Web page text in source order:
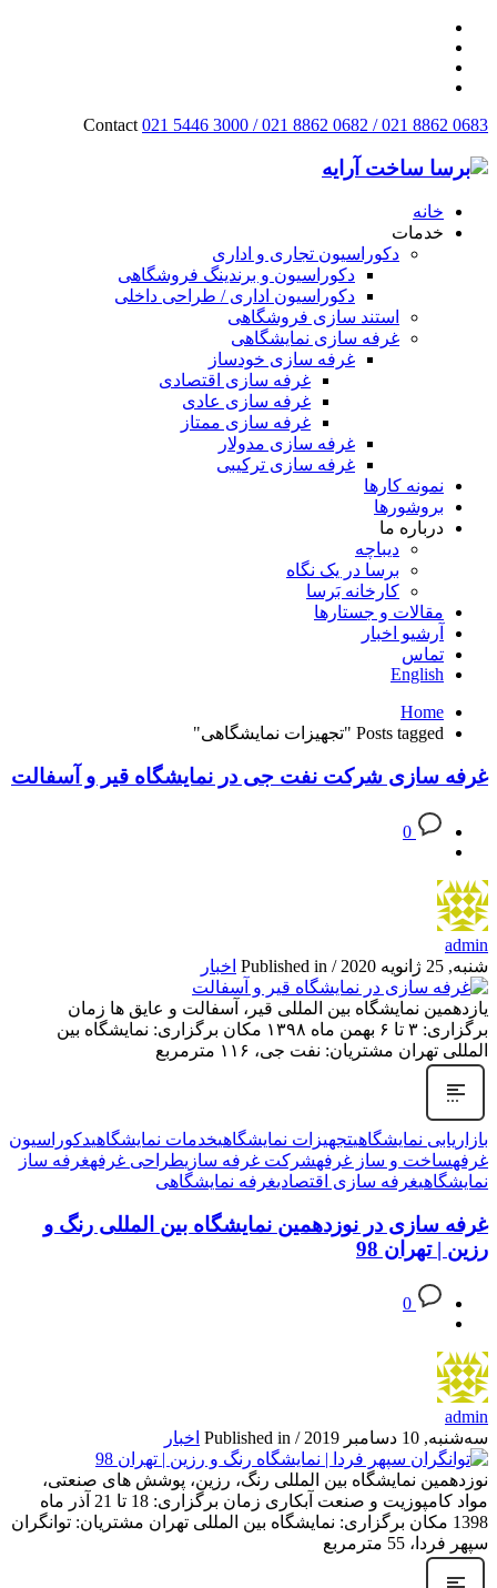
Contact 021 5446 3000 / 021 8862 0682 / 021 8862 0683
خانه
خدمات
دکوراسیون تجاری و اداری
دکوراسیون و برندینگ فروشگاهی
دکوراسیون اداری / طراحی داخلی
استند سازی فروشگاهی
غرفه سازی نمایشگاهی
غرفه سازی خودساز
غرفه سازی اقتصادی
غرفه سازی عادی
غرفه سازی ممتاز
غرفه سازی مدولار
غرفه سازی ترکیبی
نمونه کارها
بروشورها
درباره ما
دیباچه
برسا در یک نگاه
کارخانه بَرسا
مقالات و جستارها
آرشیو اخبار
تماس
English
Home
Posts tagged "تجهیزات نمایشگاهی"
غرفه سازی شرکت نفت جی در نمایشگاه قیر و آسفالت
0
admin
شنبه, 25 ژانویه 2020
/
Published in اخبار
یازدهمین نمایشگاه بین المللی قیر، آسفالت و عایق ها زمان
برگزاری: ۳ تا ۶ بهمن ماه ۱۳۹۸ مکان برگزاری: نمایشگاه بین
المللی تهران مشتریان: نفت جی، ۱۱۶ مترمربع
بازاریابی نمایشگاهیتجهیزات نمایشگاهیخدمات نمایشگاهیدکوراسیون
غرفهساخت و ساز غرفهشرکت غرفه سازیطراحی غرفهغرفه ساز
نمایشگاهیغرفه سازی اقتصادیغرفه نمایشگاهی
غرفه سازی در نوزدهمین نمایشگاه بین المللی رنگ و
رزین | تهران 98
0
admin
سه‌شنبه, 10 دسامبر 2019
/
Published in اخبار
نوزدهمین نمایشگاه بین المللی رنگ، رزین، پوشش های صنعتی،
مواد کامپوزیت و صنعت آبکاری زمان برگزاری: 18 تا 21 آذر ماه
1398 مکان برگزاری: نمایشگاه بین المللی تهران مشتریان: توانگران
سپهر فردا، 55 مترمربع